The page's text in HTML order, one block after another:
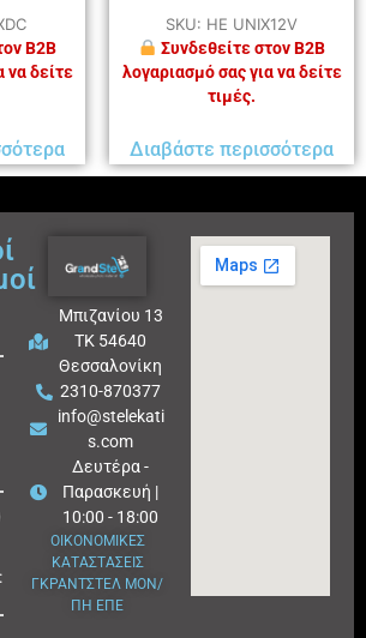
B2B
να δείτε
SKU: HE UNIX12V
Συνδεθείτε στον B2B
λογαριασμό σας για να δείτε
τιμές.
Διαβάστε περισσότερα
Μπιζανίου 13
ΤΚ 54640
Θεσσαλονίκη
2310-870377
info@stelekati
s.com
Δευτέρα -
Παρασκευή |
10:00 - 18:00
ΟΙΚΟΝΟΜΙΚΕΣ
ΚΑΤΑΣΤΑΣΕΙΣ
ΓΚΡΑΝΤΣΤΕΛ ΜΟΝ/
ΠΗ ΕΠΕ